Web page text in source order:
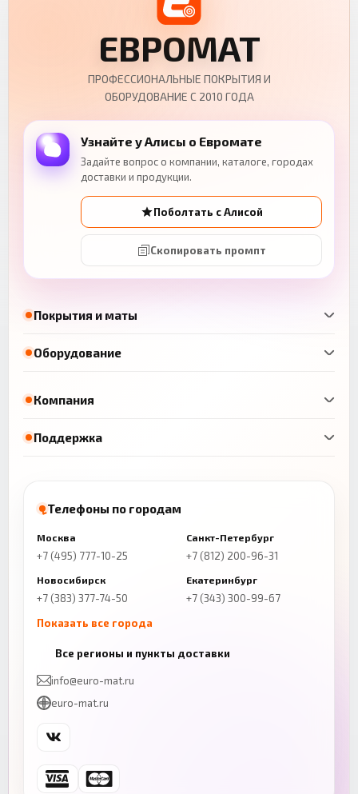
Покрытия и маты
Оборудование
ЕВРОМАТ
ПРОФЕССИОНАЛЬНЫЕ ПОКРЫТИЯ И
ОБОРУДОВАНИЕ С 2010 ГОДА
Узнайте у Алисы о Евромате
Задайте вопрос о компании, каталоге, городах
доставки и продукции.
Поболтать с Алисой
Скопировать промпт
Компания
Поддержка
Телефоны по городам
Москва
+7 (495) 777-10-25
Санкт-Петербург
+7 (812) 200-96-31
Новосибирск
+7 (383) 377-74-50
Екатеринбург
+7 (343) 300-99-67
Показать все города
+7 (843) 206-01-30
Челябинск
+7 (343) 300-99-67
Ростов-на-Дону
+7 (863) 333-50-75
Все регионы и пункты доставки
info@euro-mat.ru
euro-mat.ru